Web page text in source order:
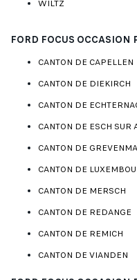
WILTZ
FORD FOCUS OCCASION
CANTON DE CAPELLEN
CANTON DE DIEKIRCH
CANTON DE
CANTON DE ESCH SUR
CANTON DE
CANTON DE
CANTON DE MERSCH
CANTON DE REDANGE
CANTON DE REMICH
CANTON DE VIANDEN